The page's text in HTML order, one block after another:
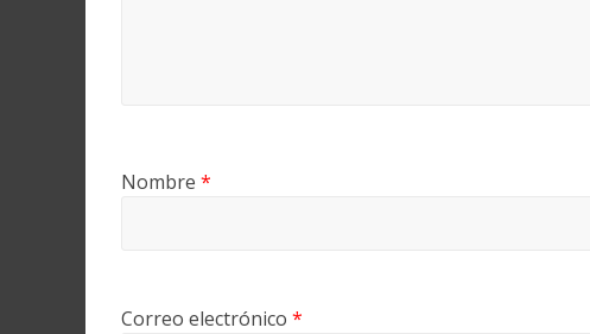
Nombre *
Correo electrónico *